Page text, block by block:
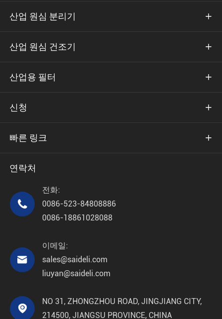
산업 원심 분리기 
산업 원심 건조기 
산업용 필터 
신청 
빠른 링크 
연락처

전화:
0086-523-84808886
0086-18861028088

이메일:
sales@saideli.com
liuyan@saideli.com

NO 31, ZHONGZHOU ROAD, JINGJIANG CITY,
214500, JIANGSU PROVINCE, CHINA